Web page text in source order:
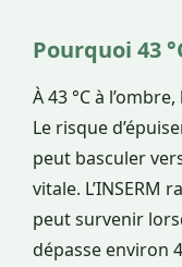
Pourquoi 43
À 43 °C à
Le risque
peut basculer
vitale. L’INSERM
peut survenir
dépasse environ